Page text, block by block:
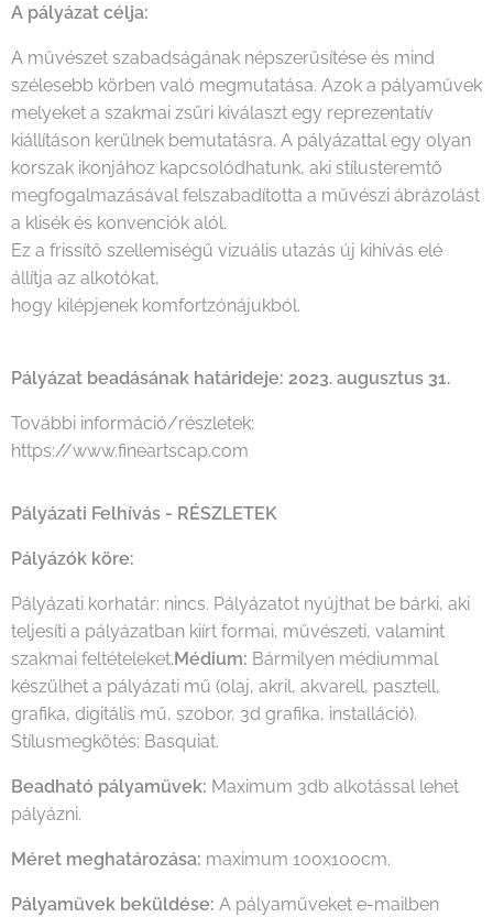
A pályázat célja:
A művészet szabadságának népszerűsítése és mind
szélesebb körben való megmutatása. Azok a pályaművek
melyeket a szakmai zsűri kiválaszt egy reprezentatív
kiállításon kerülnek bemutatásra. A pályázattal egy olyan
korszak ikonjához kapcsolódhatunk, aki stílusteremtő
megfogalmazásával felszabadította a művészi ábrázolást
a klisék és konvenciók alól.
Ez a frissítő szellemiségű vizuális utazás új kihívás elé
állítja az alkotókat,
hogy kilépjenek komfortzónájukból.
Pályázat beadásának határideje: 2023. augusztus 31.
További információ/részletek:
https://www.fineartscap.com
Pályázati Felhívás - RÉSZLETEK
Pályázók köre:
Pályázati korhatár: nincs. Pályázatot nyújthat be bárki, aki
teljesíti a pályázatban kiírt formai, művészeti, valamint
szakmai feltételeket.Médium: Bármilyen médiummal
készülhet a pályázati mű (olaj, akril, akvarell, pasztell,
grafika, digitális mű, szobor, 3d grafika, installáció).
Stílusmegkötés: Basquiat.
Beadható pályaművek: Maximum 3db alkotással lehet
pályázni.
Méret meghatározása: maximum 100x100cm.
Pályaművek beküldése: A pályaműveket e-mailben